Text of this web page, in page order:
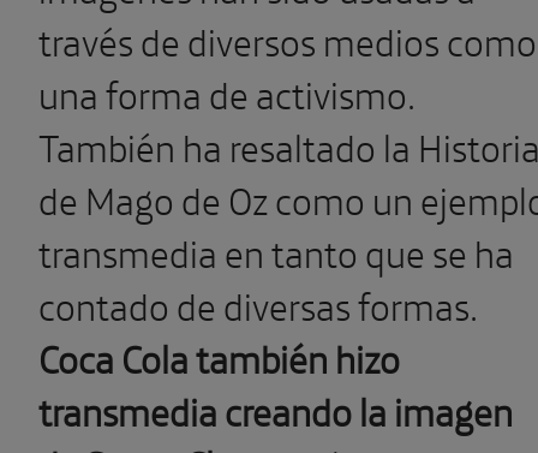
través de diversos medios como
una forma de activismo.
También ha resaltado la
de Mago de Oz como un
transmedia en tanto que se ha
contado de diversas formas.
Coca Cola también hizo
transmedia creando la imagen